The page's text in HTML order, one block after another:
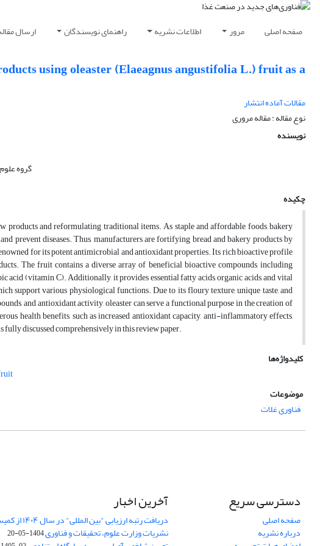
صفحه اصلی مرور اطلاعات نشریه راهنمای نویسندگان ارسال
using oleaster (Elaeagnus angustifolia L.) fruit as a
مقالات آماده انتشار
نوع مقاله : مقاله مروری
نویسنده
گروه
چکیده
products and reformulating traditional items. As staple and affordable foods, bakery
prevent diseases. Thus, manufacturers are fortifying bread and bakery products by
for its potent antimicrobial and antioxidant properties. Its rich bioactive profile
The fruit contains a diverse array of beneficial bioactive compounds, including
acid (vitamin C). Additionally, it provides essential fatty acids, organic acids, and vital
support various physiological functions. Due to its floury texture, unique taste, and
and antioxidant activity, oleaster can serve a functional purpose in the creation of
health benefits, such as increased antioxidant capacity, anti-inflammatory effects,
discussed comprehensively in this review paper.
کلیدواژه‌ها
موضوعات
فناوری غلات
دسترسی سریع
صفحه اصلی
درباره نشریه
آخرین اخبار
دریافت رتبه ارزیابی "بین
نشریات وزارت علوم، تحقیقات و فناوری1404-05-20